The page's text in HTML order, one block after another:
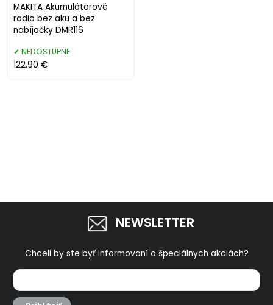
MAKITA Akumulátorové
radio bez aku a bez
nabíjačky DMR116
NEDOSTUPNE
122.90 €
NEWSLETTER
Chceli by ste byť informovaní o špeciálnych akciách?